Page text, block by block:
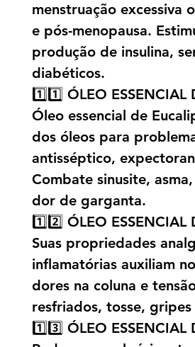
menstruação excessiva
e pós-menopausa.
produção de insulina,
diabéticos.
1️⃣1️⃣ ÓLEO ESSENCIAL
Óleo essencial de
dos óleos para
antisséptico,
Combate sinusite,
dor de garganta.
1️⃣2️⃣ ÓLEO
Suas propriedades
inflamatórias auxiliam
dores na coluna e
resfriados, tosse, gripes
1️⃣3️⃣ ÓLEO ESSENCIAL